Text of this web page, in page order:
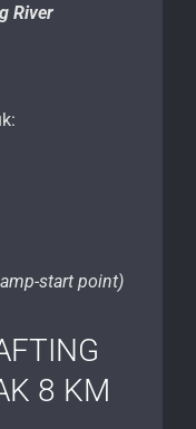
River
start point)
8 KM